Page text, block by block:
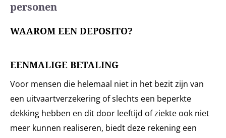
personen
WAAROM EEN DEPOSITO?
EENMALIGE BETALING
Voor mensen die helemaal niet in het bezit zijn van
een uitvaartverzekering of slechts een beperkte
dekking hebben en dit door leeftijd of ziekte ook niet
meer kunnen realiseren, biedt deze rekening een